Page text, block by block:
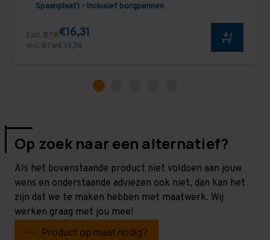
Spaanplaat) - Inclusief borgpennen
Excl. BTW€16,31
Incl. BTW€ 19,74
Op zoek naar een alternatief?
Als het bovenstaande product niet voldoen aan jouw
wens en onderstaande adviezen ook niet, dan kan het
zijn dat we te maken hebben met maatwerk. Wij
werken graag met jou mee!
Product op maat nodig?